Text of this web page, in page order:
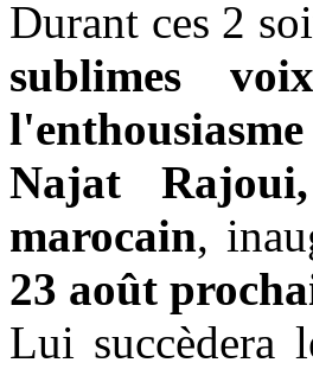
Durant ces 2
sublimes
Najat
marocain,
23 août
Lui succèdera